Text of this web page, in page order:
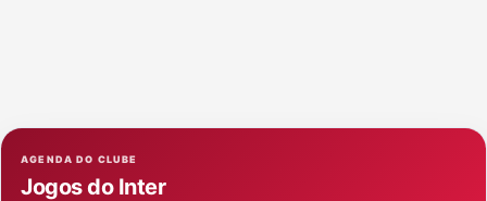
AGENDA DO CLUBE
Jogos do Inter